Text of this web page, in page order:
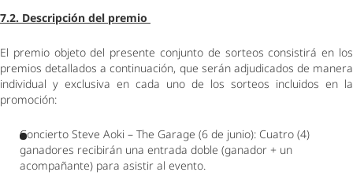
7.2. Descripción del premio
El premio objeto del presente conjunto de sorteos consistirá en los
premios detallados a continuación, que serán adjudicados de manera
individual y exclusiva en cada uno de los sorteos incluidos en la
promoción:
Concierto Steve Aoki – The Garage (6 de junio): Cuatro (4)
ganadores recibirán una entrada doble (ganador + un
acompañante) para asistir al evento.